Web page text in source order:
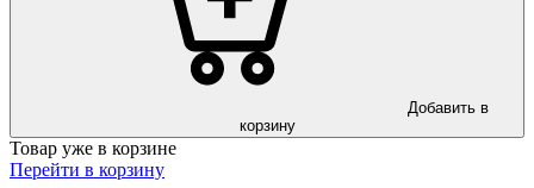
корзину
Товар уже в корзине
Перейти в корзину